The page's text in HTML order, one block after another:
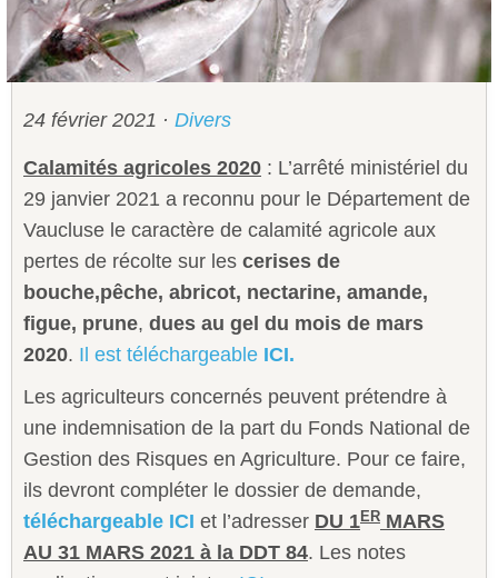
Sécurité civile
Sécurité publique
24 février 2021 · Divers
Calamités agricoles 2020 : L’arrêté ministériel du
29 janvier 2021 a reconnu pour le Département de
Vaucluse le caractère de calamité agricole aux
pertes de récolte sur les cerises de
bouche,pêche, abricot, nectarine, amande,
figue, prune, dues au gel du mois de mars
2020. Il est téléchargeable ICI.
Les agriculteurs concernés peuvent prétendre à
une indemnisation de la part du Fonds National de
Gestion des Risques en Agriculture. Pour ce faire,
ils devront compléter le dossier de demande,
téléchargeable ICI et l’adresser DU 1ER MARS
AU 31 MARS 2021 à la DDT 84. Les notes